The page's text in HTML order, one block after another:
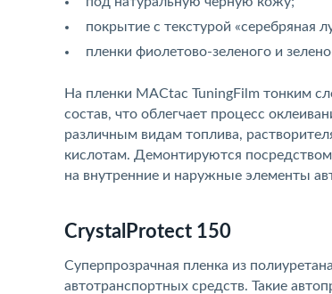
покрытие с текстурой «серебряная
пленки фиолетово-зеленого и
На пленки MACtac TuningFilm тонким
состав, что облегчает процесс
различным видам топлива,
кислотам. Демонтируются
на внутренние и наружные элементы
CrystalProtect 150
Суперпрозрачная пленка из
автотранспортных средств. Такие